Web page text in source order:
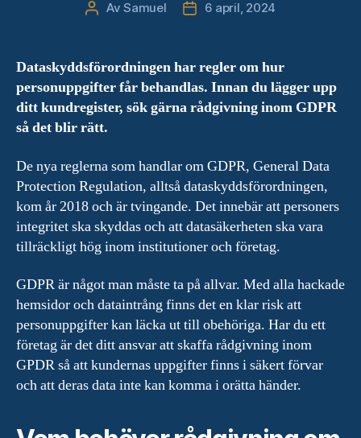
Inläggsförfattare
AvSamuel Inläggsdatum
6 april, 2024
Dataskyddsförordningen har regler om hur
personuppgifter får behandlas. Innan du lägger upp
ditt kundregister, sök gärna rådgivning inom GDPR
så det blir rätt.
De nya reglerna som handlar om GDPR, General Data
Protection Regulation, alltså dataskyddsförordningen,
kom år 2018 och är tvingande. Det innebär att personers
integritet ska skyddas och att datasäkerheten ska vara
tillräckligt hög inom institutioner och företag.
GDPR är något man måste ta på allvar. Med alla hackade
hemsidor och dataintrång finns det en klar risk att
personuppgifter kan läcka ut till obehöriga. Har du ett
företag är det ditt ansvar att skaffa rådgivning inom
GPDR så att kundernas uppgifter finns i säkert förvar
och att deras data inte kan komma i orätta händer.